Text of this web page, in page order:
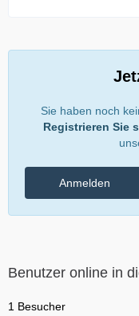
Sie haben noch
Registrieren Sie
Anmelden
Benutzer online in
1 Besucher